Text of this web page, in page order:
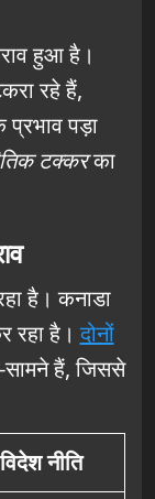
हुआ है।
रहे हैं,
पड़ा
टक्करका
है। कनाडा
रहा है।दोनों
हैं, जिससे
नीति